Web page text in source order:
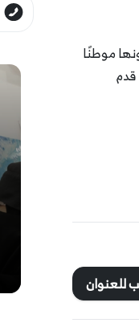
موطنًا
قدم
للعنوان